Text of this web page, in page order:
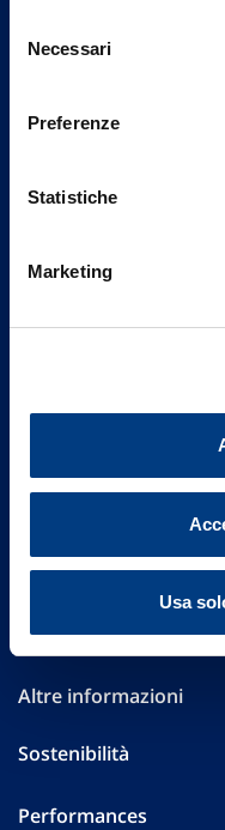
può trovare nel footer
delNecessari
Preferenze
Statistiche
Marketing
Usa
Via Ignazio Gardella, 2
Investor Relations
Altre informazioni
Sostenibilità
Performances